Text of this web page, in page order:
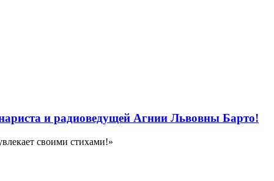
и радиоведущей Агнии Львовны Барто!
своими стихами!»